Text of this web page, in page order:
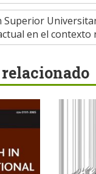
Superior
en el contexto